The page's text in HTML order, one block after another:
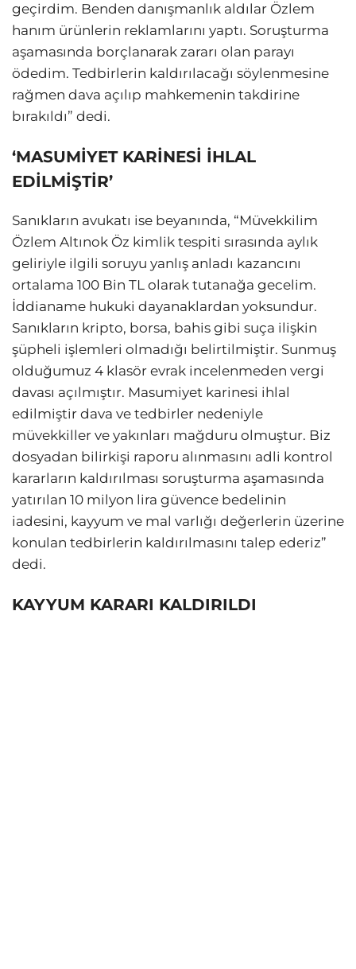
geçirdim. Benden danışmanlık aldılar Özlem
hanım ürünlerin reklamlarını yaptı. Soruşturma
aşamasında borçlanarak zararı olan parayı
ödedim. Tedbirlerin kaldırılacağı söylenmesine
rağmen dava açılıp mahkemenin takdirine
bırakıldı” dedi.
‘MASUMİYET KARİNESİ İHLAL
EDİLMİŞTİR’
Sanıkların avukatı ise beyanında, “Müvekkilim
Özlem Altınok Öz kimlik tespiti sırasında aylık
geliriyle ilgili soruyu yanlış anladı kazancını
ortalama 100 Bin TL olarak tutanağa gecelim.
İddianame hukuki dayanaklardan yoksundur.
Sanıkların kripto, borsa, bahis gibi suça ilişkin
şüpheli işlemleri olmadığı belirtilmiştir. Sunmuş
olduğumuz 4 klasör evrak incelenmeden vergi
davası açılmıştır. Masumiyet karinesi ihlal
edilmiştir dava ve tedbirler nedeniyle
müvekkiller ve yakınları mağduru olmuştur. Biz
dosyadan bilirkişi raporu alınmasını adli kontrol
kararların kaldırılması soruşturma aşamasında
yatırılan 10 milyon lira güvence bedelinin
iadesini, kayyum ve mal varlığı değerlerin üzerine
konulan tedbirlerin kaldırılmasını talep ederiz”
dedi.
KAYYUM KARARI KALDIRILDI